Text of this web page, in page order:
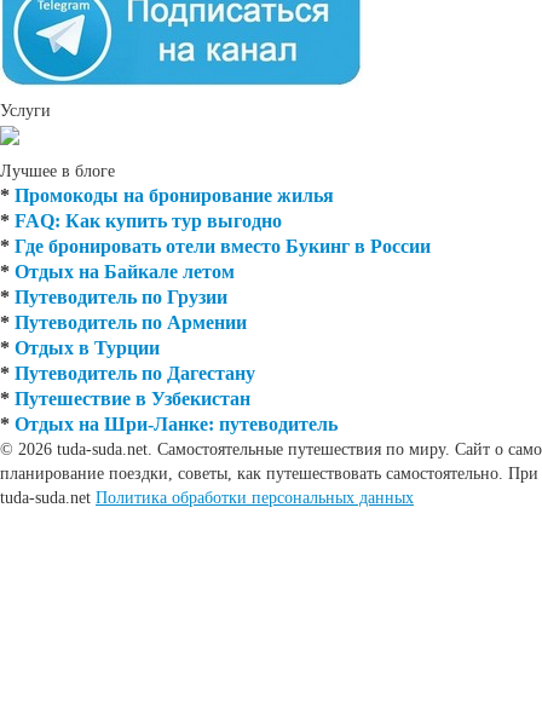
Услуги
Лучшее в блоге
* Промокоды на бронирование жилья
* FAQ: Как купить тур выгодно
* Где бронировать отели вместо Букинг в России
* Отдых на Байкале летом
* Путеводитель по Грузии
* Путеводитель по Армении
* Отдых в Турции
* Путеводитель по Дагестану
* Путешествие в Узбекистан
* Отдых на Шри-Ланке: путеводитель
© 2026 tuda-suda.net. Самостоятельные путешествия по миру. Сайт о
планирование поездки, советы, как путешествовать самостоятельно.
tuda-suda.net Политика обработки персональных данных